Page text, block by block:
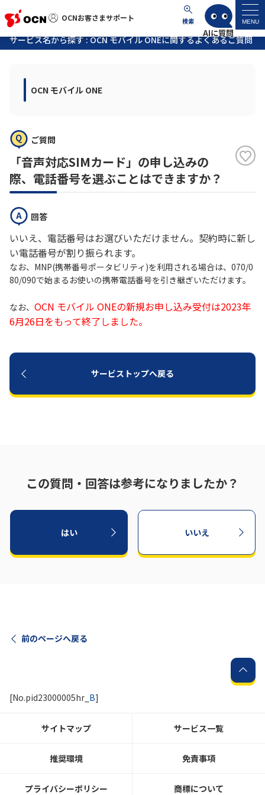
OCNお客さまサポート 検索 MENU
OCNお客さまサポート
マイページ
サポートトップ
よくあるご質問
工事・故障情報
お問い合わせ
お知らせ
NTTドコモビジネスのお客さ
工事・故障情報通知
OCN サービス一覧
サービス名から探す : OCN モバイル ONEに関するよくあるご質問
OCN モバイル ONE
ご質問
「音声対応SIMカード」の申し込みの
際、電話番号を選ぶことはできますか？
回答
いいえ、電話番号はお選びいただけません。契約時に新し
い電話番号が割り振られます。
なお、MNP(携帯番号ポータビリティ)を利用される場合は、070/0
80/090で始まるお使いの携帯電話番号を引き継ぎいただけます。
なお、 OCN モバイル ONEの新規お申し込み受付は2023年
6月26日をもって終了しました。
サービストップへ戻る
この質問・回答は参考になりましたか？
はい いいえ
前のページへ戻る
[No.pid23000005hr_ B]
サイトマップ サービス一覧
推奨環境 免責事項
プライバシーポリシー 商標について